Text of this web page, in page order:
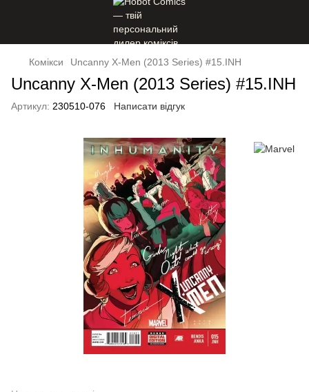
Комікси Uncanny X-Men (2013 Series) #15.INH
Uncanny X-Men (2013 Series) #15.INH
Артикул: 230510-076 Написати відгук